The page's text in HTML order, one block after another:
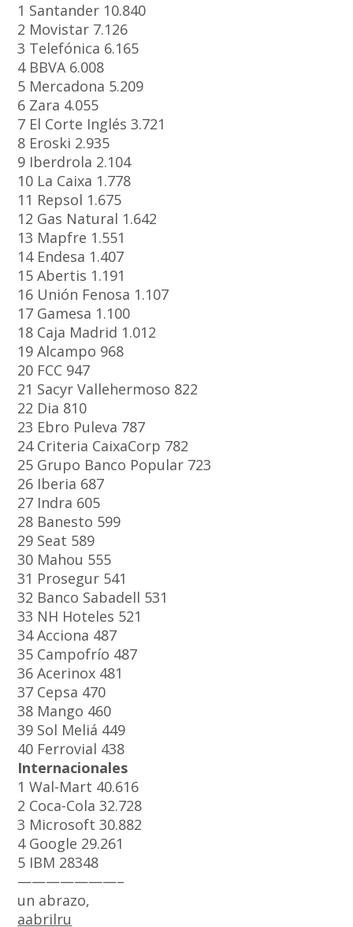
1 Santander 10.840
2 Movistar 7.126
3 Telefónica 6.165
4 BBVA 6.008
5 Mercadona 5.209
6 Zara 4.055
7 El Corte Inglés 3.721
8 Eroski 2.935
9 Iberdrola 2.104
10 La Caixa 1.778
11 Repsol 1.675
12 Gas Natural 1.642
13 Mapfre 1.551
14 Endesa 1.407
15 Abertis 1.191
16 Unión Fenosa 1.107
17 Gamesa 1.100
18 Caja Madrid 1.012
19 Alcampo 968
20 FCC 947
21 Sacyr Vallehermoso 822
22 Dia 810
23 Ebro Puleva 787
24 Criteria CaixaCorp 782
25 Grupo Banco Popular 723
26 Iberia 687
27 Indra 605
28 Banesto 599
29 Seat 589
30 Mahou 555
31 Prosegur 541
32 Banco Sabadell 531
33 NH Hoteles 521
34 Acciona 487
35 Campofrío 487
36 Acerinox 481
37 Cepsa 470
38 Mango 460
39 Sol Meliá 449
40 Ferrovial 438
Internacionales
1 Wal-Mart 40.616
2 Coca-Cola 32.728
3 Microsoft 30.882
4 Google 29.261
5 IBM 28348
———————–
un abrazo,
aabrilru